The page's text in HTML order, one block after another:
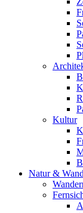
Kultur
Natur &